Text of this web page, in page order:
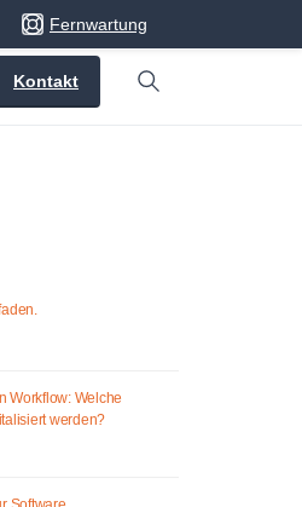
Fernwartung
Kontakt
Search
Workflow: Welche
werden?